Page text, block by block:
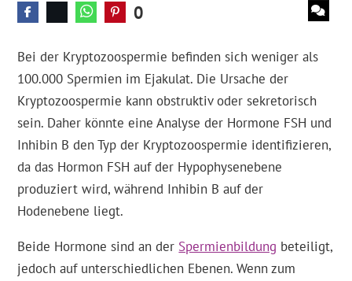
0
Bei der Kryptozoospermie befinden sich weniger als
100.000 Spermien im Ejakulat. Die Ursache der
Kryptozoospermie kann obstruktiv oder sekretorisch
sein. Daher könnte eine Analyse der Hormone FSH und
Inhibin B den Typ der Kryptozoospermie identifizieren,
da das Hormon FSH auf der Hypophysenebene
produziert wird, während Inhibin B auf der
Hodenebene liegt.
Beide Hormone sind an der Spermienbildung beteiligt,
jedoch auf unterschiedlichen Ebenen. Wenn zum